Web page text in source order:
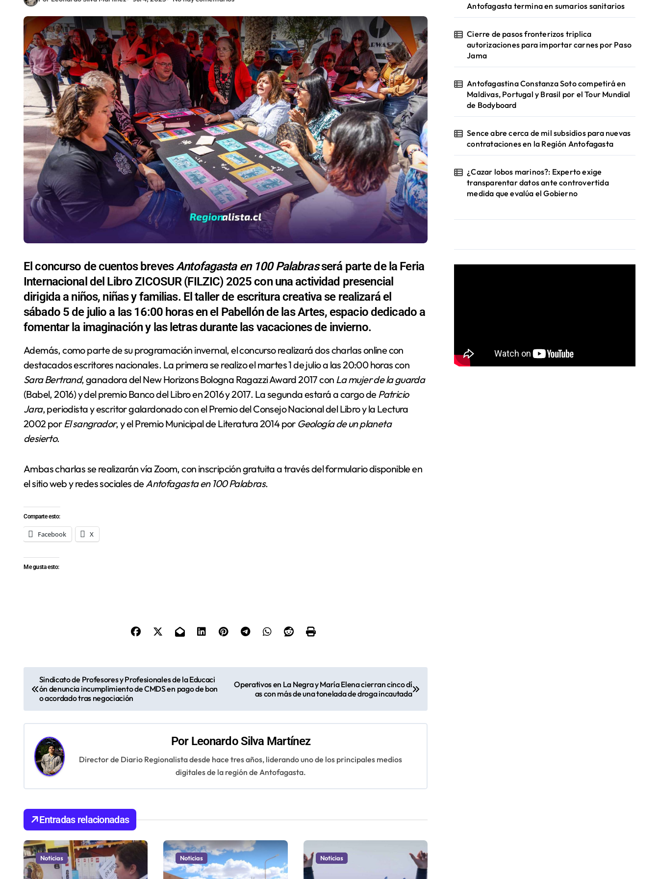
El concurso de cuentos brevesAntofagasta en 100 Palabrasserá parte de la Feria
Internacional del Libro ZICOSUR (FILZIC) 2025 con una actividad presencial
dirigida a niños, niñas y familias. El taller de escritura creativa se realizará el
sábado 5 de julio a las 16:00 horas en el Pabellón de las Artes, espacio dedicado a
fomentar la imaginación y las letras durante las vacaciones de invierno.
Además, como parte de su programación invernal, el concurso realizará dos charlas online con
destacados escritores nacionales. La primera se realizo el martes 1 de julio a las 20:00 horas con
Sara Bertrand, ganadora del New Horizons Bologna Ragazzi Award 2017 con La mujer de la guarda
(Babel, 2016) y del premio Banco del Libro en 2016 y 2017. La segunda estará a cargo de Patricio
Jara, periodista y escritor galardonado con el Premio del Consejo Nacional del Libro y la Lectura
2002 porEl sangrador, y el Premio Municipal de Literatura 2014 por Geología de un planeta
desierto.
Ambas charlas se realizarán vía Zoom, con inscripción gratuita a través del formulario disponible en
el sitio web y redes sociales deAntofagasta en 100 Palabras.
Comparte esto:
Facebook X
Me gusta esto:
v
i
ó
n
Sindicato de Profesores y Profesionales de la Educaci
ón denuncia incumplimiento de CMDS en pago de bon
o acordado tras negociación
Operativos en La Negra y María Elena cierran cinco dí
as con más de una tonelada de droga incautada
Por Leonardo Silva Martínez
Director de Diario Regionalista desde hace tres años, liderando uno de los principales medios
digitales de la región de Antofagasta.
Entradas relacionadas
Noticias Noticias Noticias
Antofagasta termina en sumarios sanitarios
Cierre de pasos fronterizos triplica
autorizaciones para importar carnes por Paso
Jama
Antofagastina Constanza Soto competirá en
Maldivas, Portugal y Brasil por el Tour Mundial
de Bodyboard
Sence abre cerca de mil subsidios para nuevas
contrataciones en la Región Antofagasta
¿Cazar lobos marinos?: Experto exige
transparentar datos ante controvertida
medida que evalúa el Gobierno